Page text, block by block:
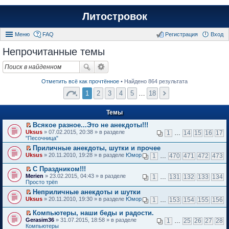
Литостровок
Меню FAQ Вход
Регистрация
Непрочитанные темы
Отметить всё как прочтённое • Найдено 864 результата
1 2 3 4 5 18
Темы
П
е
р
й
и
п
е
р
в
м
у
н
Всякое разное...Это не анекдоты!!!
1 … 14 15 16 17
Uksus » 07.02.2015, 20:38 » в разделе
"Песочница"
П
р
е
й
т
и
к
п
е
р
в
о
Приличные анекдоты, шутки и прочее
1 … 470 471 472 473
Uksus » 20.11.2010, 19:28 » в разделе Юмор
П
е
р
е
й
и
к
п
С Праздником!!!
1 … 131 132 133 134
Merien » 23.02.2015, 04:43 » в разделе
Просто трёп
П
р
е
й
Неприличные анекдоты и шутки
1 … 153 154 155 156
Uksus » 20.11.2010, 19:30 » в разделе Юмор
П
е
Компьютеры, наши беды и радости.
1 … 25 26 27 28
Gerasim36 » 31.07.2015, 18:58 » в разделе
Компьютеры